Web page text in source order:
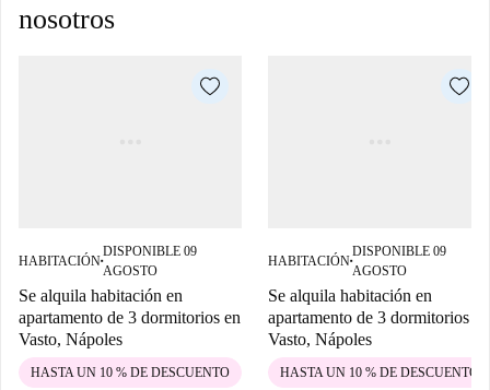
nosotros
HABITACIÓN■
DISPONIBLE 09
AGOSTO
Se alquila habitación en
apartamento de 3 dormitorios en
Vasto, Nápoles
HASTA UN 10 % DE DESCUENTO
HABITACIÓN■
DISPONIBLE 09
AGOSTO
Se alquila habitación en
apartamento de 3 dormitorios en
Vasto, Nápoles
HASTA UN 10 % DE DESCUENTO